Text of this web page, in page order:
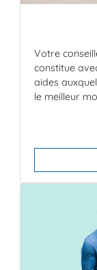
Votre
constitue
aides
le meilleur